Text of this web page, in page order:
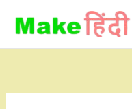
content